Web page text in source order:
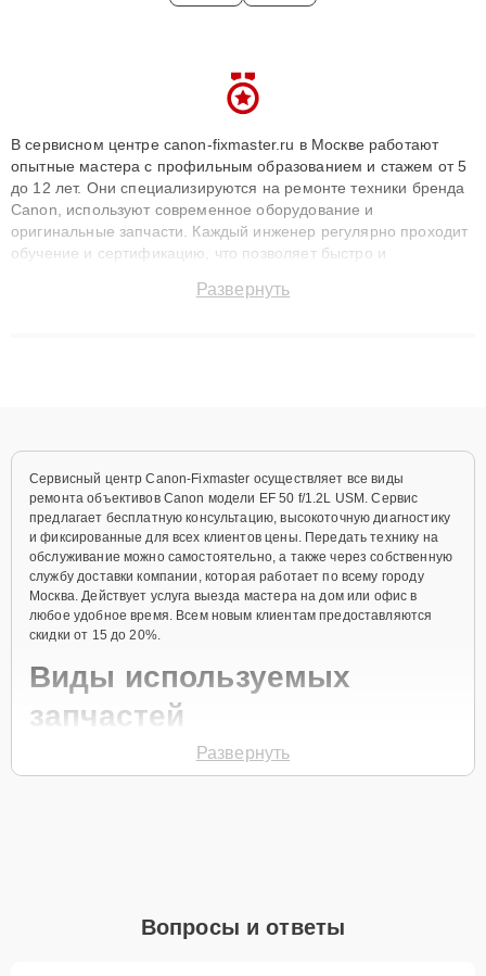
В сервисном центре canon-fixmaster.ru в Москве работают
опытные мастера с профильным образованием и стажем от 5
до 12 лет. Они специализируются на ремонте техники бренда
Canon, используют современное оборудование и
оригинальные запчасти. Каждый инженер регулярно проходит
обучение и сертификацию, что позволяет быстро и
сохранением гарантии до 3 лет. Наши мастера решают
Развернуть
Сервисный центр Canon-Fixmaster осуществляет все виды
ремонта объективов Canon модели EF 50 f/1.2L USM. Сервис
предлагает бесплатную консультацию, высокоточную диагностику
и фиксированные для всех клиентов цены. Передать технику на
обслуживание можно самостоятельно, а также через собственную
службу доставки компании, которая работает по всему городу
Москва. Действует услуга выезда мастера на дом или офис в
любое удобное время. Всем новым клиентам предоставляются
скидки от 15 до 20%.
Виды используемых
запчастей
Для ремонта объектива модели EF 50 f/1.2L USM предлагаются
активное использование устройства дольше
Развернуть
Вопросы и ответы